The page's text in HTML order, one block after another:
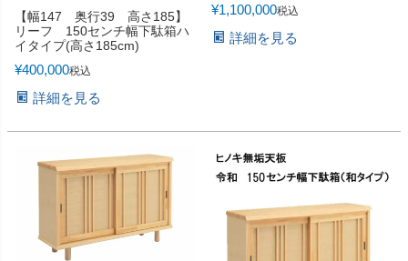
【幅147 奥行39 高さ185】
リーフ 150センチ幅下駄箱ハ
イタイプ(高さ185cm)
¥400,000税込
詳細を見る
¥1,100,000税込
詳細を見る